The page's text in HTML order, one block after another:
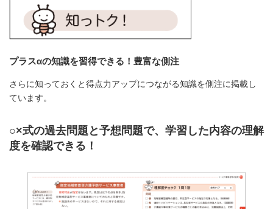
プラスαの知識を習得できる！豊富な側注
さらに知っておくと得点力アップにつながる知識を側注に掲載し
ています。
○×式の過去問題と予想問題で、学習した内容の理解
度を確認できる！